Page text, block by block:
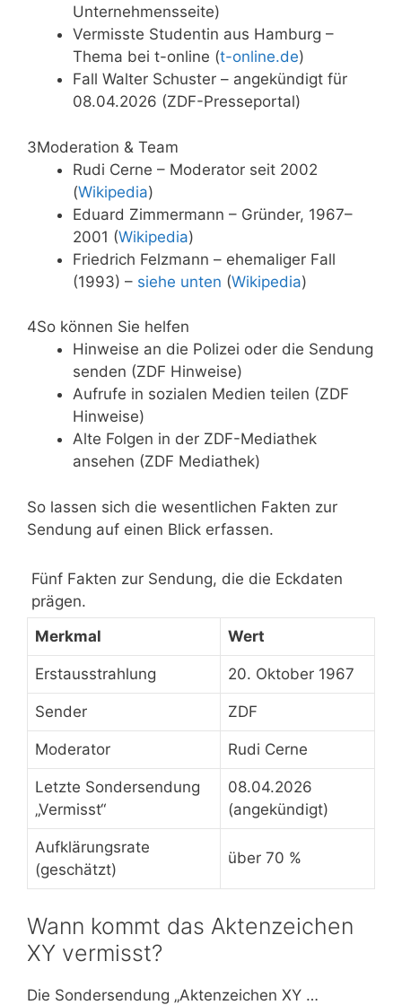
Unternehmensseite)
Vermisste Studentin aus Hamburg –
Thema bei t-online (t-online.de)
Fall Walter Schuster – angekündigt für
08.04.2026 (ZDF-Presseportal)
3Moderation & Team
Rudi Cerne – Moderator seit 2002
(Wikipedia)
Eduard Zimmermann – Gründer, 1967–
2001 (Wikipedia)
Friedrich Felzmann – ehemaliger Fall
(1993) – siehe unten (Wikipedia)
4So können Sie helfen
Hinweise an die Polizei oder die Sendung
senden (ZDF Hinweise)
Aufrufe in sozialen Medien teilen (ZDF
Hinweise)
Alte Folgen in der ZDF-Mediathek
ansehen (ZDF Mediathek)
So lassen sich die wesentlichen Fakten zur
Sendung auf einen Blick erfassen.
Fünf Fakten zur Sendung, die die Eckdaten
prägen.
Merkmal
Wert
Erstausstrahlung 20. Oktober 1967
Sender ZDF
Moderator Rudi Cerne
Letzte Sondersendung
„Vermisst“
08.04.2026
(angekündigt)
Aufklärungsrate
(geschätzt)
über 70 %
Wann kommt das Aktenzeichen
XY vermisst?
Die Sondersendung „Aktenzeichen XY …